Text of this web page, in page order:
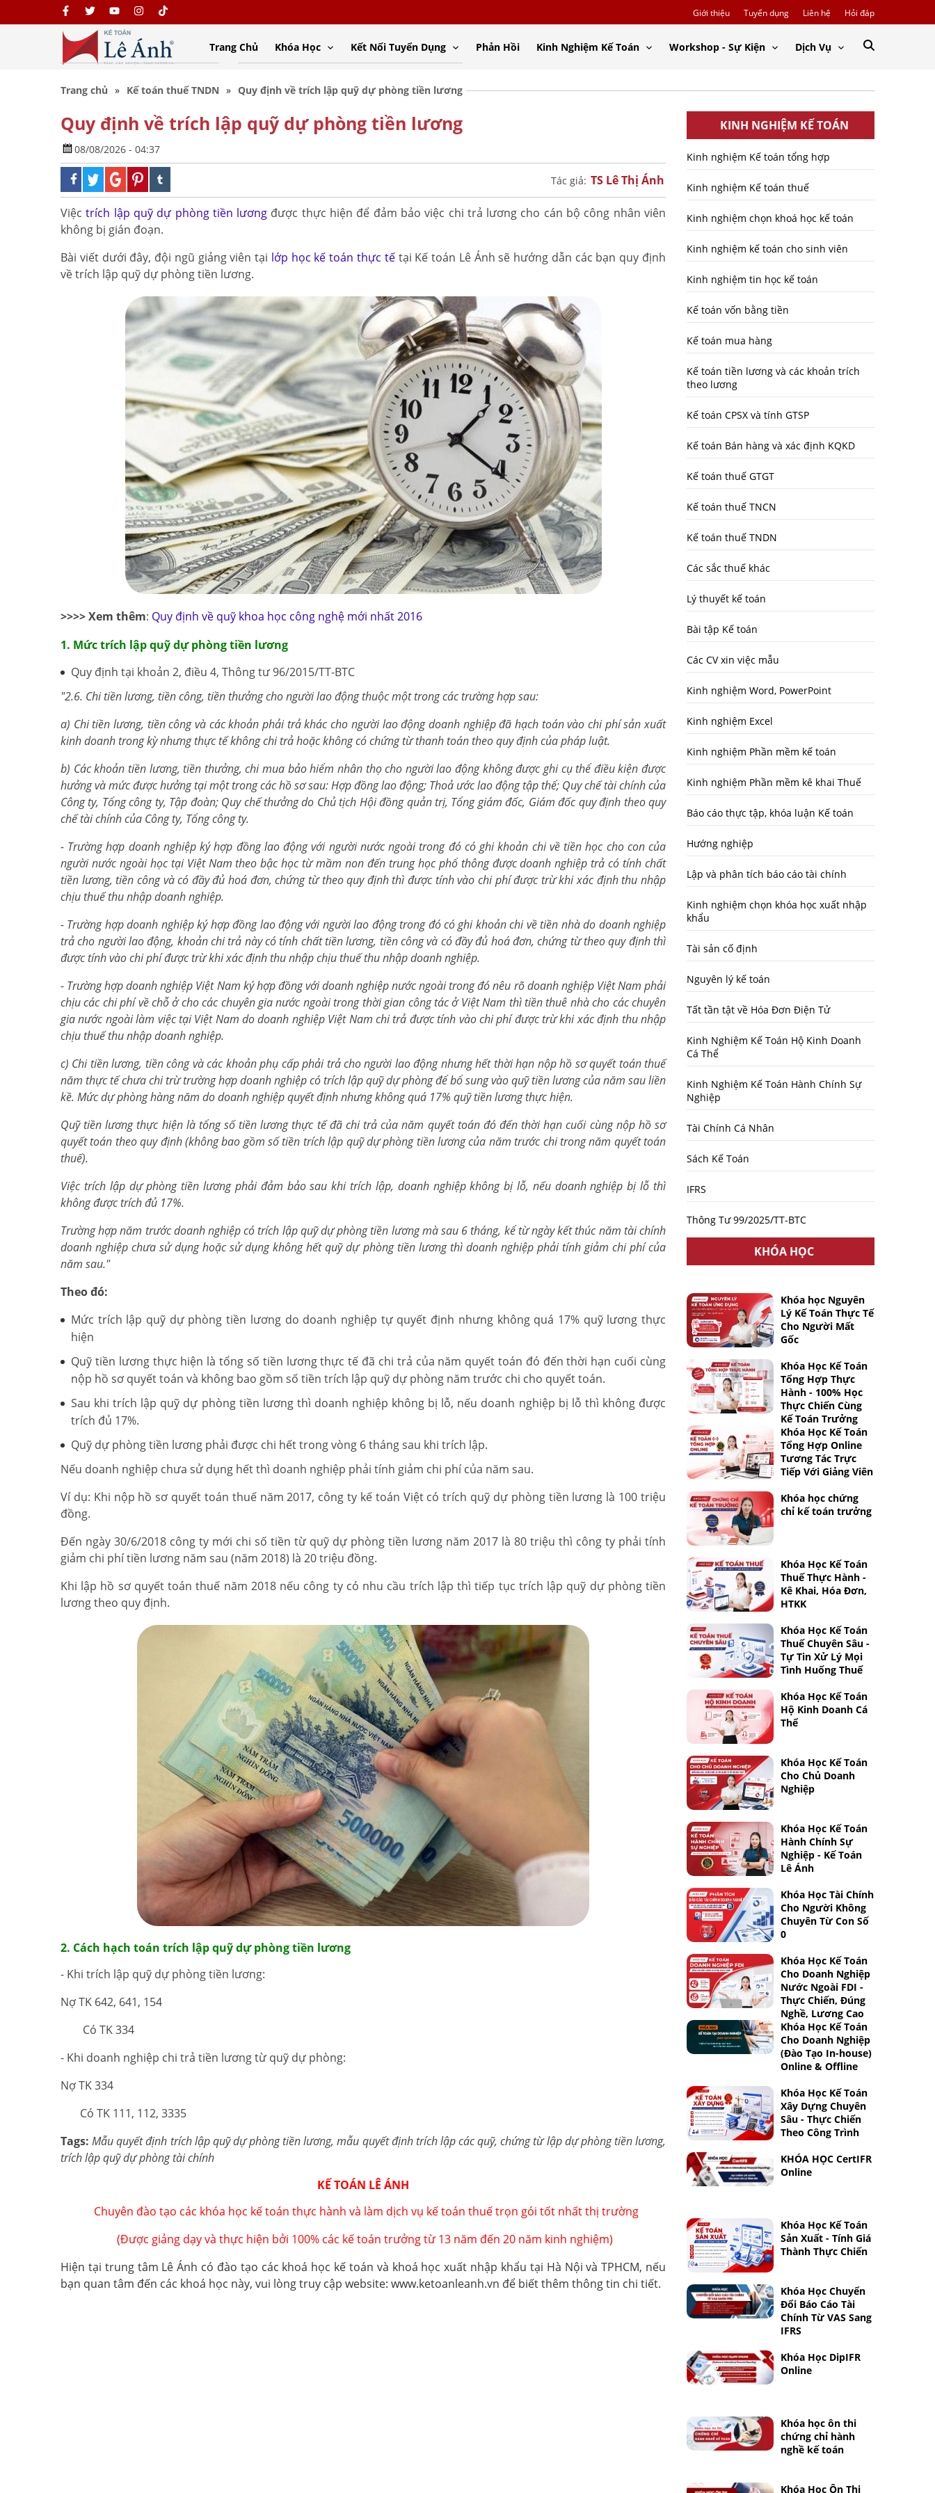
Giới thiệu Tuyển dụng Liên hệ Hỏi đáp
Trang Chủ Khóa Học Kết Nối Tuyển Dụng Phản Hồi Kinh Nghiệm Kế Toán Workshop - Sự Kiện Dịch Vụ
Trang chủ Kế toán thuế TNDN Quy định về trích lập quỹ dự phòng tiền lương
Quy định về trích lập quỹ dự phòng tiền lương
08/08/2026 - 04:37
Tác giả: TS Lê Thị Ánh
Việctrích lập quỹ dự phòng tiền lương được thực hiện để đảm bảo việc chi trả lương cho cán bộ công nhân viên
không bị gián đoạn.
Bài viết dưới đây, đội ngũ giảng viên tại lớp học kế toán thực tếtại Kế toán Lê Ánh sẽ hướng dẫn các bạn quy định
về trích lập quỹ dự phòng tiền lương.
>>>> Xem thêm: Quy định về quỹ khoa học công nghệ mới nhất 2016
1. Mức trích lập quỹ dự phòng tiền lương
Quy định tại khoản 2, điều 4, Thông tư 96/2015/TT-BTC
"2.6. Chi tiền lương, tiền công, tiền thưởng cho người lao động thuộc một trong các trường hợp sau:
a) Chi tiền lương, tiền công và các khoản phải trả khác cho người lao động doanh nghiệp đã hạch toán vào chi phí sản xuất
kinh doanh trong kỳ nhưng thực tế không chi trả hoặc không có chứng từ thanh toán theo quy định của pháp luật.
b) Các khoản tiền lương, tiền thưởng, chi mua bảo hiểm nhân thọ cho người lao động không được ghi cụ thể điều kiện được
hưởng và mức được hưởng tại một trong các hồ sơ sau: Hợp đồng lao động; Thoả ước lao động tập thể; Quy chế tài chính của
Công ty, Tổng công ty, Tập đoàn; Quy chế thưởng do Chủ tịch Hội đồng quản trị, Tổng giám đốc, Giám đốc quy định theo quy
chế tài chính của Công ty, Tổng công ty.
- Trường hợp doanh nghiệp ký hợp đồng lao động với người nước ngoài trong đó có ghi khoản chi về tiền học cho con của
người nước ngoài học tại Việt Nam theo bậc học từ mầm non đến trung học phổ thông được doanh nghiệp trả có tính chất
tiền lương, tiền công và có đầy đủ hoá đơn, chứng từ theo quy định thì được tính vào chi phí được trừ khi xác định thu nhập
chịu thuế thu nhập doanh nghiệp.
- Trường hợp doanh nghiệp ký hợp đồng lao động với người lao động trong đó có ghi khoản chi về tiền nhà do doanh nghiệp
trả cho người lao động, khoản chi trả này có tính chất tiền lương, tiền công và có đầy đủ hoá đơn, chứng từ theo quy định thì
được tính vào chi phí được trừ khi xác định thu nhập chịu thuế thu nhập doanh nghiệp.
- Trường hợp doanh nghiệp Việt Nam ký hợp đồng với doanh nghiệp nước ngoài trong đó nêu rõ doanh nghiệp Việt Nam phải
chịu các chi phí về chỗ ở cho các chuyên gia nước ngoài trong thời gian công tác ở Việt Nam thì tiền thuê nhà cho các chuyên
gia nước ngoài làm việc tại Việt Nam do doanh nghiệp Việt Nam chi trả được tính vào chi phí được trừ khi xác định thu nhập
chịu thuế thu nhập doanh nghiệp.
c) Chi tiền lương, tiền công và các khoản phụ cấp phải trả cho người lao động nhưng hết thời hạn nộp hồ sơ quyết toán thuế
năm thực tế chưa chi trừ trường hợp doanh nghiệp có trích lập quỹ dự phòng để bổ sung vào quỹ tiền lương của năm sau liền
kề. Mức dự phòng hàng năm do doanh nghiệp quyết định nhưng không quá 17% quỹ tiền lương thực hiện.
Quỹ tiền lương thực hiện là tổng số tiền lương thực tế đã chi trả của năm quyết toán đó đến thời hạn cuối cùng nộp hồ sơ
quyết toán theo quy định (không bao gồm số tiền trích lập quỹ dự phòng tiền lương của năm trước chi trong năm quyết toán
thuế).
Việc trích lập dự phòng tiền lương phải đảm bảo sau khi trích lập, doanh nghiệp không bị lỗ, nếu doanh nghiệp bị lỗ thì
không được trích đủ 17%.
Trường hợp năm trước doanh nghiệp có trích lập quỹ dự phòng tiền lương mà sau 6 tháng, kể từ ngày kết thúc năm tài chính
doanh nghiệp chưa sử dụng hoặc sử dụng không hết quỹ dự phòng tiền lương thì doanh nghiệp phải tính giảm chi phí của
năm sau."
Theo đó:
Mức trích lập quỹ dự phòng tiền lương do doanh nghiệp tự quyết định nhưng không quá 17% quỹ lương thực
hiện
Quỹ tiền lương thực hiện là tổng số tiền lương thực tế đã chi trả của năm quyết toán đó đến thời hạn cuối cùng
nộp hồ sơ quyết toán và không bao gồm số tiền trích lập quỹ dự phòng năm trước chi cho quyết toán.
Sau khi trích lập quỹ dự phòng tiền lương thì doanh nghiệp không bị lỗ, nếu doanh nghiệp bị lỗ thì không được
trích đủ 17%.
Quỹ dự phòng tiền lương phải được chi hết trong vòng 6 tháng sau khi trích lập.
Nếu doanh nghiệp chưa sử dụng hết thì doanh nghiệp phải tính giảm chi phí của năm sau.
Ví dụ: Khi nộp hồ sơ quyết toán thuế năm 2017, công ty kế toán Việt có trích quỹ dự phòng tiền lương là 100 triệu
đồng.
Đến ngày 30/6/2018 công ty mới chi số tiền từ quỹ dự phòng tiền lương năm 2017 là 80 triệu thì công ty phải tính
giảm chi phí tiền lương năm sau (năm 2018) là 20 triệu đồng.
Khi lập hồ sơ quyết toán thuế năm 2018 nếu công ty có nhu cầu trích lập thì tiếp tục trích lập quỹ dự phòng tiền
lương theo quy định.
2. Cách hạch toán trích lập quỹ dự phòng tiền lương
- Khi trích lập quỹ dự phòng tiền lương:
Nợ TK 642, 641, 154
Có TK 334
- Khi doanh nghiệp chi trả tiền lương từ quỹ dự phòng:
Nợ TK 334
Có TK 111, 112, 3335
Tags: Mẫu quyết định trích lập quỹ dự phòng tiền lương, mẫu quyết định trích lập các quỹ, chứng từ lập dự phòng tiền lương,
trích lập quỹ dự phòng tài chính
KẾ TOÁN LÊ ÁNH
Chuyên đào tạo các khóa học kế toán thực hành và làm dịch vụ kế toán thuế trọn gói tốt nhất thị trường
(Được giảng dạy và thực hiện bởi 100% các kế toán trưởng từ 13 năm đến 20 năm kinh nghiệm)
Hiện tại trung tâm Lê Ánh có đào tạo các khoá học kế toán và khoá học xuất nhập khẩu tại Hà Nội và TPHCM, nếu
bạn quan tâm đến các khoá học này, vui lòng truy cập website: www.ketoanleanh.vn để biết thêm thông tin chi tiết.
KINH NGHIỆM KẾ TOÁN
Kinh nghiệm Kế toán tổng hợp
Kinh nghiệm Kế toán thuế
Kinh nghiệm chọn khoá học kế toán
Kinh nghiệm kế toán cho sinh viên
Kinh nghiệm tin học kế toán
Kế toán vốn bằng tiền
Kế toán mua hàng
Kế toán tiền lương và các khoản trích
theo lương
Kế toán CPSX và tính GTSP
Kế toán Bán hàng và xác định KQKD
Kế toán thuế GTGT
Kế toán thuế TNCN
Kế toán thuế TNDN
Các sắc thuế khác
Lý thuyết kế toán
Bài tập Kế toán
Các CV xin việc mẫu
Kinh nghiệm Word, PowerPoint
Kinh nghiệm Excel
Kinh nghiệm Phần mềm kế toán
Kinh nghiệm Phần mềm kê khai Thuế
Báo cáo thực tập, khóa luận Kế toán
Hướng nghiệp
Lập và phân tích báo cáo tài chính
Kinh nghiệm chọn khóa học xuất nhập
khẩu
Tài sản cố định
Nguyên lý kế toán
Tất tần tật về Hóa Đơn Điện Tử
Kinh Nghiệm Kế Toán Hộ Kinh Doanh
Cá Thể
Kinh Nghiệm Kế Toán Hành Chính Sự
Nghiệp
Tài Chính Cá Nhân
Sách Kế Toán
IFRS
Thông Tư 99/2025/TT-BTC
KHÓA HỌC
Khóa học Nguyên
Lý Kế Toán Thực Tế
Cho Người Mất
Gốc
Khóa Học Kế Toán
Tổng Hợp Thực
Hành - 100% Học
Thực Chiến Cùng
Kế Toán Trưởng
Khóa Học Kế Toán
Tổng Hợp Online
Tương Tác Trực
Tiếp Với Giảng Viên
Khóa học chứng
chỉ kế toán trưởng
Khóa Học Kế Toán
Thuế Thực Hành -
Kê Khai, Hóa Đơn,
HTKK
Khóa Học Kế Toán
Thuế Chuyên Sâu -
Tự Tin Xử Lý Mọi
Tình Huống Thuế
Khóa Học Kế Toán
Hộ Kinh Doanh Cá
Thể
Khóa Học Kế Toán
Cho Chủ Doanh
Nghiệp
Khóa Học Kế Toán
Hành Chính Sự
Nghiệp - Kế Toán
Lê Ánh
Khóa Học Tài Chính
Cho Người Không
Chuyên Từ Con Số
0
Khóa Học Kế Toán
Cho Doanh Nghiệp
Nước Ngoài FDI -
Thực Chiến, Đúng
Nghề, Lương Cao
Khóa Học Kế Toán
Cho Doanh Nghiệp
(Đào Tạo In-house)
Online & Offline
Khóa Học Kế Toán
Xây Dựng Chuyên
Sâu - Thực Chiến
Theo Công Trình
KHÓA HỌC CertIFR
Online
Khóa Học Kế Toán
Sản Xuất - Tính Giá
Thành Thực Chiến
Khóa Học Chuyển
Đổi Báo Cáo Tài
Chính Từ VAS Sang
IFRS
Khóa Học DipIFR
Online
Khóa học ôn thi
chứng chỉ hành
nghề kế toán
Khóa Học Ôn Thi